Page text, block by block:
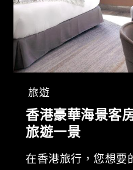
旅遊
香港豪華海景客
旅遊一景
在香港旅行，您想要